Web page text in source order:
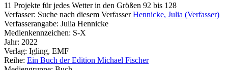
11 Projekte für jedes Wetter in den Größen 92 bis 128
Verfasser: Suche nach diesem Verfasser Hennicke, Julia (Verfasser)
Verfasserangabe: Julia Hennicke
Medienkennzeichen: S-X
Jahr: 2022
Verlag: Igling, EMF
Reihe: Ein Buch der Edition Michael Fischer